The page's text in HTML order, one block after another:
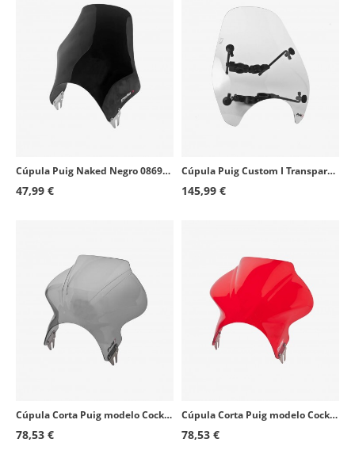
Cúpula Puig Naked Negro 0869N para motos de faro redondo
47,99 €
Cúpula Puig Custom I Transparente 0840W para motos de faro redondo
145,99 €
Cúpula Corta Puig modelo Cockpit para Faro Redondo color Ahumado 1480H
78,53 €
Cúpula Corta Puig modelo Cockpit para Faro Redondo color Rojo 1480R
78,53 €